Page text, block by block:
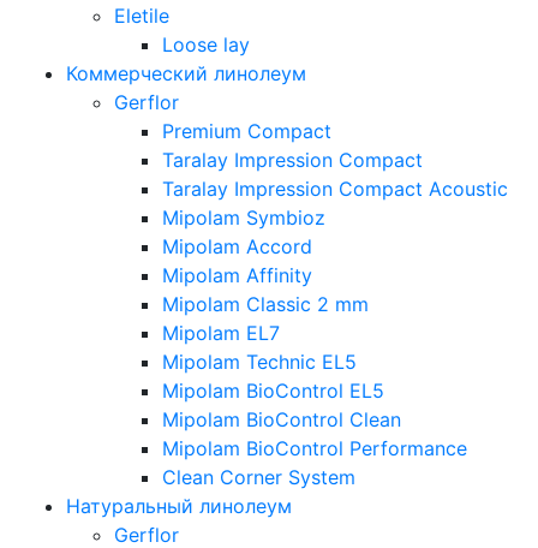
Eletile
Loose lay
Коммерческий линолеум
Gerflor
Premium Compact
Taralay Impression Compact
Taralay Impression Compact Acoustic
Mipolam Symbioz
Mipolam Accord
Mipolam Affinity
Mipolam Classic 2 mm
Mipolam EL7
Mipolam Technic EL5
Mipolam BioControl EL5
Mipolam BioControl Clean
Mipolam BioControl Performance
Clean Corner System
Натуральный линолеум
Gerflor